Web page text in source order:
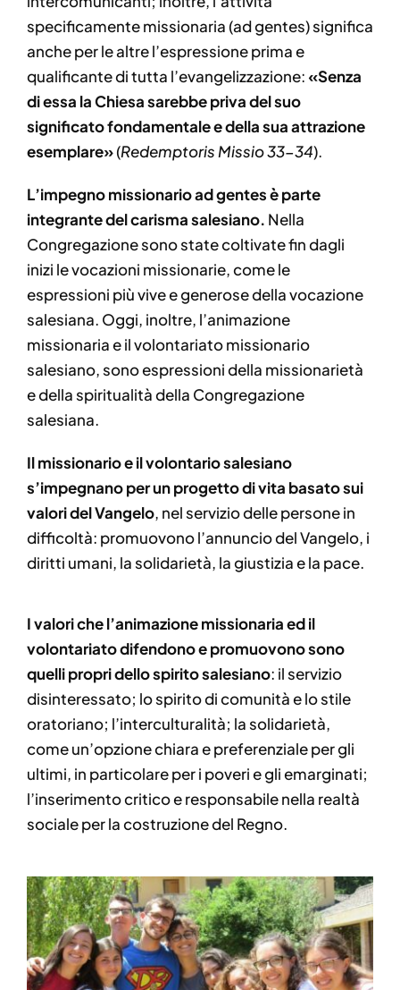
specificamente missionaria (ad gentes) significa
anche per le altre l’espressione prima e
qualificante di tutta l’evangelizzazione: «Senza
di essa la Chiesa sarebbe priva del suo
significato fondamentale e della sua attrazione
esemplare»(Redemptoris Missio 33-34).
L’impegno missionario ad gentes è parte
integrante del carisma salesiano. Nella
Congregazione sono state coltivate fin dagli
inizi le vocazioni missionarie, come le
espressioni più vive e generose della vocazione
salesiana. Oggi, inoltre, l’animazione
missionaria e il volontariato missionario
salesiano, sono espressioni della missionarietà
e della spiritualità della Congregazione
salesiana.
Il missionario e il volontario salesiano
s’impegnano per un progetto di vita basato sui
valori del Vangelo, nel servizio delle persone in
difficoltà: promuovono l’annuncio del Vangelo, i
diritti umani, la solidarietà, la giustizia e la pace.
I valori che l’animazione missionaria ed il
volontariato difendono e promuovono sono
quelli propri dello spirito salesiano: il servizio
disinteressato; lo spirito di comunità e lo stile
oratoriano; l’interculturalità; la solidarietà,
come un’opzione chiara e preferenziale per gli
ultimi, in particolare per i poveri e gli emarginati;
l’inserimento critico e responsabile nella realtà
sociale per la costruzione del Regno.